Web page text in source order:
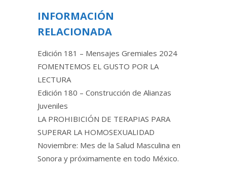
INFORMACIÓN
RELACIONADA
Edición 181 – Mensajes Gremiales 2024
FOMENTEMOS EL GUSTO POR LA
LECTURA
Edición 180 – Construcción de Alianzas
Juveniles
LA PROHIBICIÓN DE TERAPIAS PARA
SUPERAR LA HOMOSEXUALIDAD
Noviembre: Mes de la Salud Masculina en
Sonora y próximamente en todo México.